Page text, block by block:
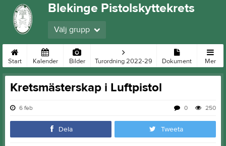
Blekinge Pistolskyttekrets
Välj grupp
Start Kalender Bilder Turordning 2022-29 Dokument Mer
Kretsmästerskap i Luftpistol
6 feb 250
0
Dela Tweeta